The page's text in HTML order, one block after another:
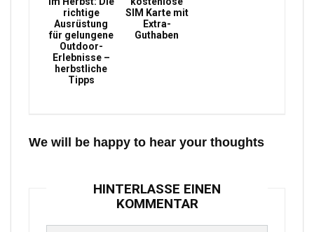
richtige
Ausrüstung
für gelungene
Outdoor-
Erlebnisse –
herbstliche
Tipps
SIM Karte mit
Extra-
Guthaben
We will be happy to hear your thoughts
HINTERLASSE EINEN
KOMMENTAR